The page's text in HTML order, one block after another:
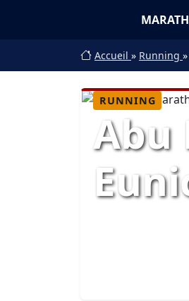
Accueil » Running »
RUNNING
Abu